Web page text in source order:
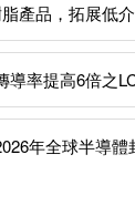
產品，拓展低
導率提高6倍之
年全球半導